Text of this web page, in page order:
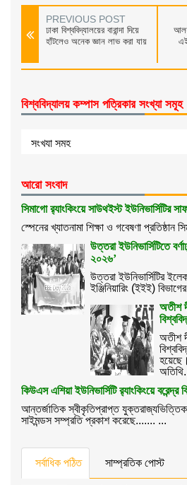
PREVIOUS POST
ঢাকা বিশ্ববিদ্যালয়ের বারান্দা দিয়ে
হাঁটলেও অনেক জ্ঞান লাভ করা যায়
বিশ্ববিদ্যালয় কম্পাস পত্রিকার সংখ্যা সমূহ
আরো সংবাদ
সিমাগো র‌্যাংকিংয়ে সাউথইস্ট ইউনিভার্সিটির
স্পেনের খ্যাতনামা শিক্ষা ও গবেষণা প্রতিষ্ঠান
উত্তরা ইউনিভার্সিটিতে
২০২৬’
উত্তরা ইউনিভার্সিটির
ইঞ্জিনিয়ারিং (ইইই)
অতীশ
অতীশ
কিউএস এশিয়া ইউনিভার্সিটি র‌্যাংকিংয়ে বরেন্দ্র
আন্তর্জাতিক স্বীকৃতিপ্রাপ্ত যুক্তরাজ্যভিত্তিক
সাইমন্ডস সম্প্রতি প্রকাশ করেছে....... ...
সর্বাধিক পঠিত সাম্প্রতিক পোস্ট